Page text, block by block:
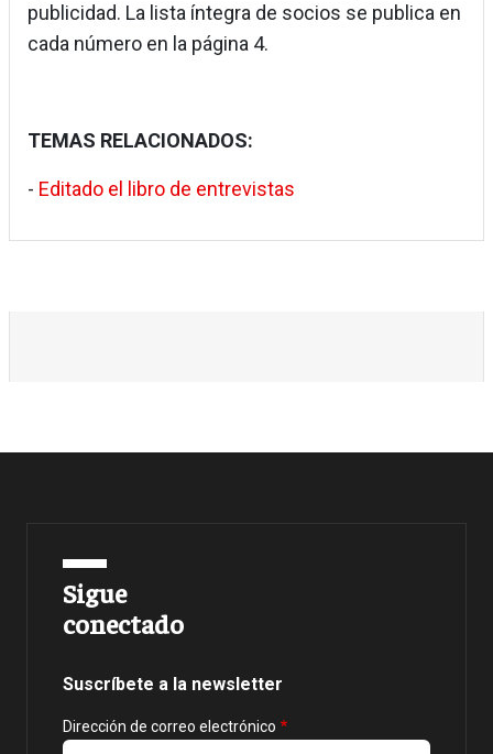
publicidad. La lista íntegra de socios se publica en
cada número en la página 4.
TEMAS RELACIONADOS:
- Editado el libro de entrevistas
Sigue
conectado
Suscríbete a la newsletter
Dirección de correo electrónico